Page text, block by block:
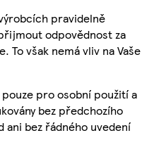
pravidelně
odpovědnost za
To však nemá vliv na Vaše
pro osobní použití a
bez předchozího
ani bez řádného uvedení